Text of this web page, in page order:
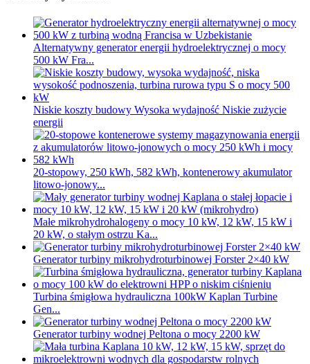
Alternatywny generator energii hydroelektrycznej o mocy
500 kW Fra...
Niskie koszty budowy Wysoka wydajność Niskie zużycie
energii
20-stopowy, 250 kWh, 582 kWh, kontenerowy akumulator
litowo-jonowy...
Małe mikrohydrohalogeny o mocy 10 kW, 12 kW, 15 kW i
20 kW, o stałym ostrzu Ka...
Generator turbiny mikrohydroturbinowej Forster 2×40 kW
Turbina śmigłowa hydrauliczna 100kW Kaplan Turbine
Gen...
Generator turbiny wodnej Peltona o mocy 2200 kW